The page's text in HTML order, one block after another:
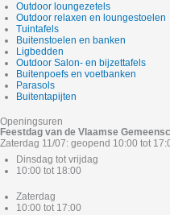
Outdoor loungezetels
Outdoor relaxen en loungestoelen
Tuintafels
Buitenstoelen en banken
Ligbedden
Outdoor Salon- en bijzettafels
Buitenpoefs en voetbanken
Parasols
Buitentapijten
Openingsuren
Feestdag van de Vlaamse
Zaterdag 11/07: geopend 10:00 tot
Dinsdag tot vrijdag
10:00 tot 18:00
Zaterdag
10:00 tot 17:00